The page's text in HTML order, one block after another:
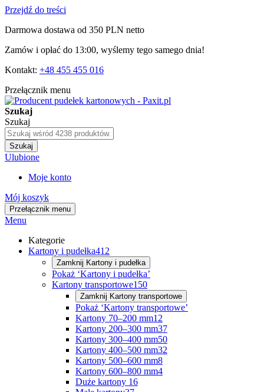
Przejdź do treści
Darmowa dostawa od 350 PLN netto
Zamów i opłać do 13:00, wyślemy tego samego dnia!
Kontakt: +48 455 455 016
Przełącznik menu
Szukaj
Szukaj
Szukaj
Ulubione
Moje konto
Mój koszyk
Przełącznik menu
Menu
Kategorie
Kartony i pudełka412
Zamknij Kartony i pudełka
Pokaż ‘Kartony i pudełka’
Kartony transportowe150
Zamknij Kartony transportowe
Pokaż ‘Kartony transportowe’
Kartony 70–200 mm12
Kartony 200–300 mm37
Kartony 300–400 mm50
Kartony 400–500 mm32
Kartony 500–600 mm8
Kartony 600–800 mm4
Duże kartony 16